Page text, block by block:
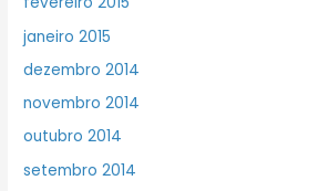
janeiro 2015
dezembro 2014
novembro 2014
outubro 2014
setembro 2014